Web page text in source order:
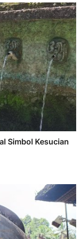
Simbol Kesucian